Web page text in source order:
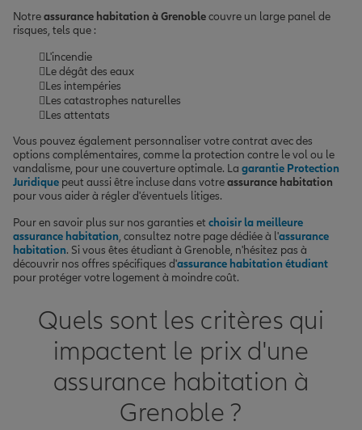
Notreassurance habitation à Grenoblecouvre un large panel de
risques, tels que :
L'incendie
Le dégât des eaux
Les intempéries
Les catastrophes naturelles
Les attentats
Vous pouvez également personnaliser votre contrat avec des
options complémentaires, comme la protection contre le vol ou le
vandalisme, pour une couverture optimale. La garantie Protection
Juridique peut aussi être incluse dans votreassurance habitation
pour vous aider à régler d'éventuels litiges.
Pour en savoir plus sur nos garanties et choisir la meilleure
assurance habitation, consultez notre page dédiée à l'assurance
habitation. Si vous êtes étudiant à Grenoble, n'hésitez pas à
découvrir nos offres spécifiques d'assurance habitation étudiant
pour protéger votre logement à moindre coût.
Quels sont les critères qui
impactent le prix d'une
assurance habitation à
Grenoble ?